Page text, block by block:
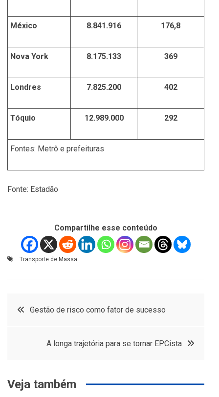
México 8.841.916 176,8
Nova York 8.175.133 369
Londres 7.825.200 402
Tóquio 12.989.000 292
Fontes: Metrô e prefeituras
Fonte: Estadão
Compartilhe esse conteúdo
Transporte de Massa
Navegação
Gestão de risco como fator de sucesso
A longa trajetória para se tornar EPCista
Veja também